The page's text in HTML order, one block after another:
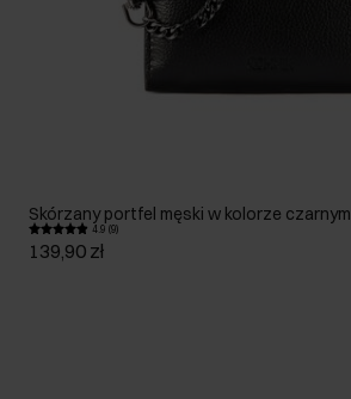
Skórzany portfel męski w kolorze czarnym
4.9 (9)
139,90 zł